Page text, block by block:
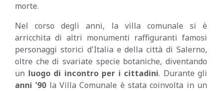
morte.
Nel corso degli anni, la villa comunale si è
arricchita di altri monumenti raffiguranti famosi
personaggi storici d'Italia e della città di Salerno,
oltre che di svariate specie botaniche, diventando
un luogo di incontro per i cittadini. Durante gli
anni '90 la Villa Comunale è stata coinvolta in un